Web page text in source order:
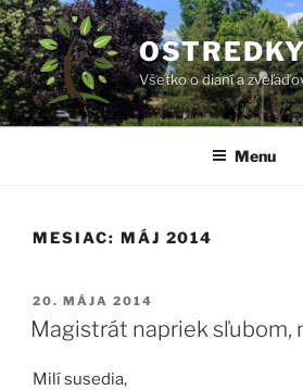
Prejsť
na
obsah
Všetko o dianí a
Menu
MESIAC: MÁJ 2014
PUBLIKOVANÉ
20. MÁJA 2014
Magistrát napriek sľubom,
Milí susedia,